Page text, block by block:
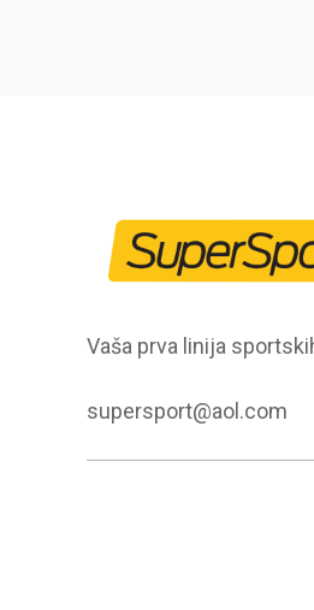
Vaša prva linija
supersport@aol.com